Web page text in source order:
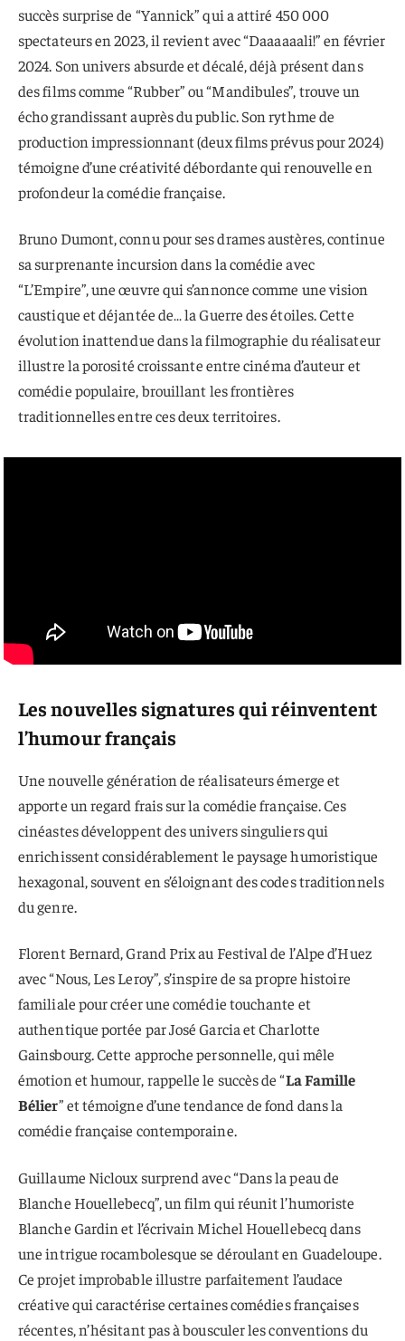
succès surprise de “Yannick” qui a attiré 450 000
spectateurs en 2023, il revient avec “Daaaaaali!” en février
2024. Son univers absurde et décalé, déjà présent dans
des films comme “Rubber” ou “Mandibules”, trouve un
écho grandissant auprès du public. Son rythme de
production impressionnant (deux films prévus pour 2024)
témoigne d’une créativité débordante qui renouvelle en
profondeur la comédie française.
Bruno Dumont, connu pour ses drames austères, continue
sa surprenante incursion dans la comédie avec
“L’Empire”, une œuvre qui s’annonce comme une vision
caustique et déjantée de… la Guerre des étoiles. Cette
évolution inattendue dans la filmographie du réalisateur
illustre la porosité croissante entre cinéma d’auteur et
comédie populaire, brouillant les frontières
traditionnelles entre ces deux territoires.
Les nouvelles signatures qui réinventent
l’humour français
Une nouvelle génération de réalisateurs émerge et
apporte un regard frais sur la comédie française. Ces
cinéastes développent des univers singuliers qui
enrichissent considérablement le paysage humoristique
hexagonal, souvent en s’éloignant des codes traditionnels
du genre.
Florent Bernard, Grand Prix au Festival de l’Alpe d’Huez
avec “Nous, Les Leroy”, s’inspire de sa propre histoire
familiale pour créer une comédie touchante et
authentique portée par José Garcia et Charlotte
Gainsbourg. Cette approche personnelle, qui mêle
émotion et humour, rappelle le succès de “La Famille
Bélier” et témoigne d’une tendance de fond dans la
comédie française contemporaine.
Guillaume Nicloux surprend avec “Dans la peau de
Blanche Houellebecq”, un film qui réunit l’humoriste
Blanche Gardin et l’écrivain Michel Houellebecq dans
une intrigue rocambolesque se déroulant en Guadeloupe.
Ce projet improbable illustre parfaitement l’audace
créative qui caractérise certaines comédies françaises
récentes, n’hésitant pas à bousculer les conventions du